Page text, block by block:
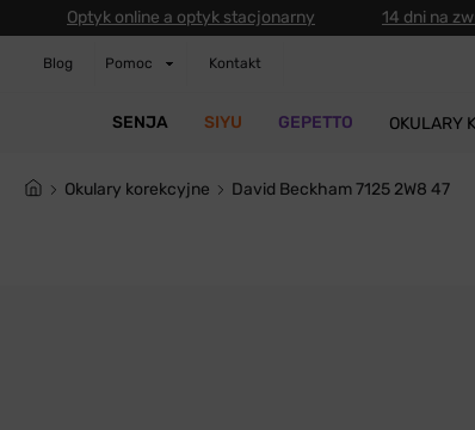
Optyk online a optyk stacjonarny 14 dni na
Blog Pomoc Kontakt
SENJA SIYU GEPETTO OKULARY
Okulary korekcyjne David Beckham 7125 2W8 47